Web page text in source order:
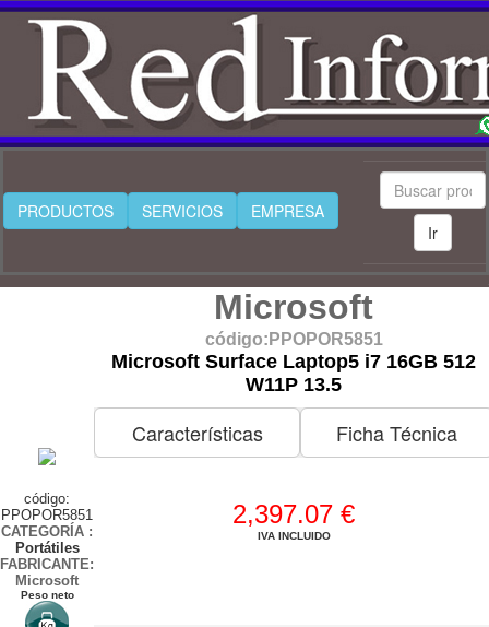
PRODUCTOS SERVICIOS
EMPRESA
Ir
código:
PPOPOR5851
CATEGORÍA :
Portátiles
FABRICANTE:
Microsoft
Peso neto
Microsoft
código:PPOPOR5851
Microsoft Surface Laptop5 i7 16GB 512
W11P 13.5
Características Ficha Técnica
2,397.07 €
IVA INCLUIDO